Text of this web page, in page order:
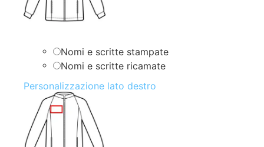
Nomi e scritte stampate
Nomi e scritte ricamate
Personalizzazione lato destro